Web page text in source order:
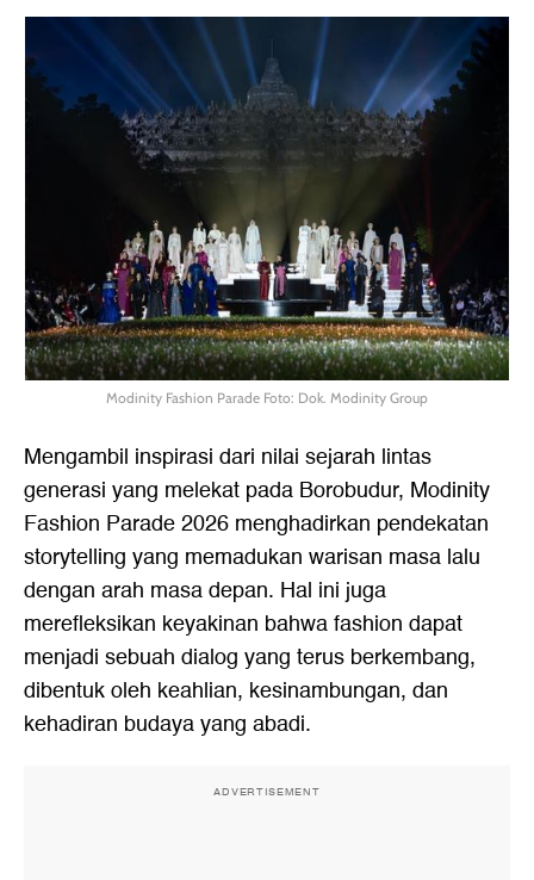
Modinity Fashion Parade Foto: Dok. Modinity Group
Mengambil inspirasi dari nilai sejarah lintas
generasi yang melekat pada Borobudur, Modinity
Fashion Parade 2026 menghadirkan pendekatan
storytelling yang memadukan warisan masa lalu
dengan arah masa depan. Hal ini juga
merefleksikan keyakinan bahwa fashion dapat
menjadi sebuah dialog yang terus berkembang,
dibentuk oleh keahlian, kesinambungan, dan
kehadiran budaya yang abadi.
ADVERTISEMENT